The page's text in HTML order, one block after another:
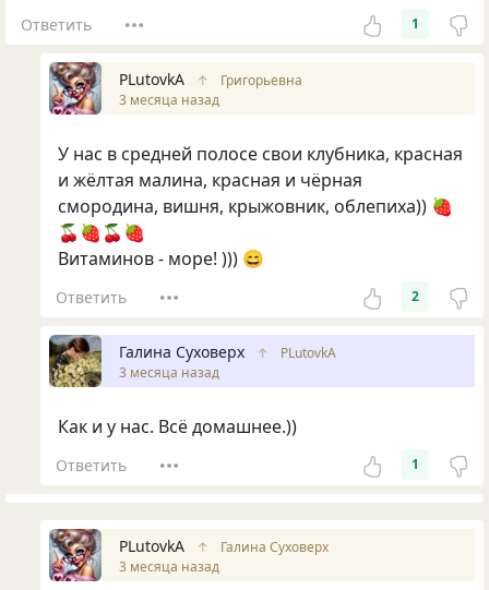
Ответить 1
PLutоvkА ↑
Григорьевна
3 месяца назад
У нас в средней полосе свои клубника, красная
и жёлтая малина, красная и чёрная
смородина, вишня, крыжовник, облепиха)) 🍓
🍒🍓🍒🍓
Витаминов - море! ))) 😄
Ответить 2
Галина Суховерх ↑
PLutоvkА
3 месяца назад
Как и у нас. Всё домашнее.))
Ответить 1
PLutоvkА ↑
Галина Суховерх
3 месяца назад